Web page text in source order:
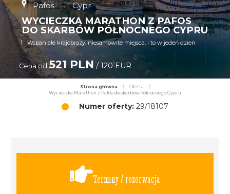
Pafos → Cypr
WYCIECZKA MARATHON Z PAFOS
DO SKARBÓW PÓŁNOCNEGO CYPRU
Wspaniałe krajobrazy, niesamowite miejsca, i to w jedeń dzień
Cena od 521 PLN/ 120 EUR
Strona główna / Oferta
/
Wycieczka Marathon z Pafos do skarbów Północnego Cypru
Numer oferty: 29/18107
Terminy / rezerwacja